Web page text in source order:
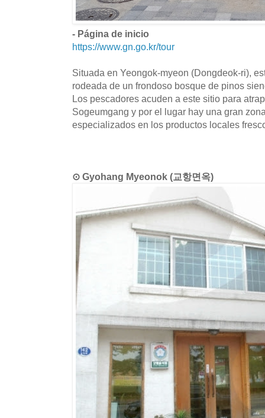
- Página de inicio
https://www.gn.go.kr/tour
Situada en Yeongok-myeon (Dongdeok-ri),
rodeada de un frondoso bosque de pinos
Los pescadores acuden a este sitio para
Sogeumgang y por el lugar hay una gran
especializados en los productos locales
⊙ Gyohang Myeonok (교항면옥)